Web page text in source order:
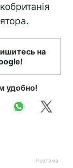
на
удобно!